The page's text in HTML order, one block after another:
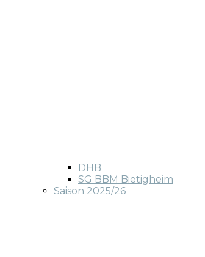
DHB
SG BBM Bietigheim
Saison 2025/26